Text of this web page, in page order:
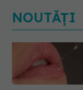
NOUTĂȚI